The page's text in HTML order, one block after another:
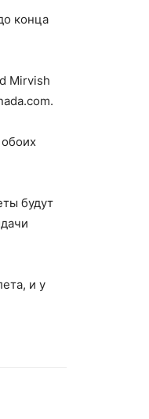
конца
Mirvish
будут
и у